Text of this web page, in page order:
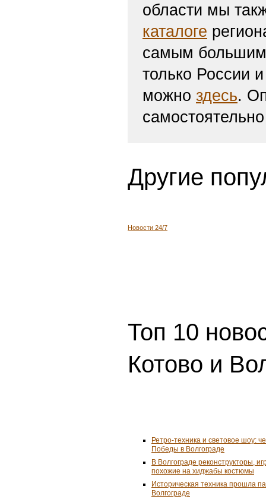
области мы
каталоге
самым большим
только России
можно здесь.
Другие
Новости 24/7
Топ 10
Котово и
Ретро-техника и световое шоу:
Победы в Волгограде
В Волгограде реконструкторы,
похожие на хиджабы костюмы
Историческая техника прошла
Волгограде